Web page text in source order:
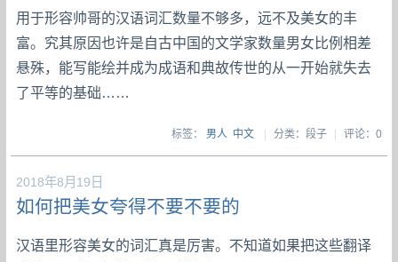
用于形容帅哥的汉语词汇数量不够多，远不及美女的丰
富。究其原因也许是自古中国的文学家数量男女比例相差
悬殊，能写能绘并成为成语和典故传世的从一开始就失去
了平等的基础……
标签： 男人 中文 | 分类：段子| 评论：0
2018年8月19日
如何把美女夸得不要不要的
汉语里形容美女的词汇真是厉害。不知道如果把这些翻译